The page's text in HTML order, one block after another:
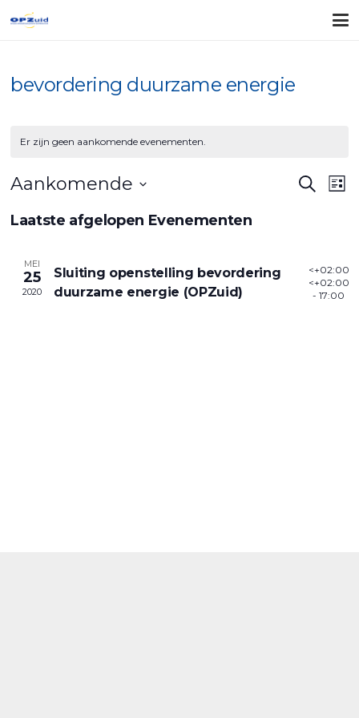
bevordering duurzame energie
Er zijn geen aankomende evenementen.
Zoeken
Lijst
Aankomende
een
Laatste afgelopen Evenementen
MEI
25
2020
- 17:00
Sluiting openstelling bevordering
duurzame energie (OPZuid)